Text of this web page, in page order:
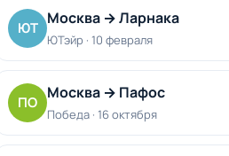
ЮТ
Москва → Ларнака
ЮТэйр · 10 февраля
ПО
Москва → Пафос
Победа · 16 октября